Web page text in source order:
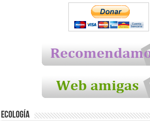
Ecología